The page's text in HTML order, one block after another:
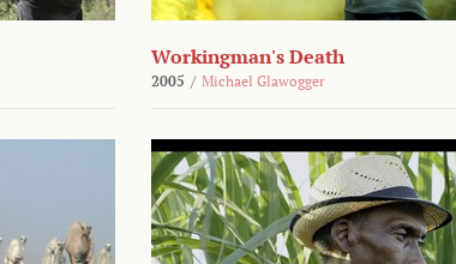
Workingman's Death
2005 / Michael Glawogger